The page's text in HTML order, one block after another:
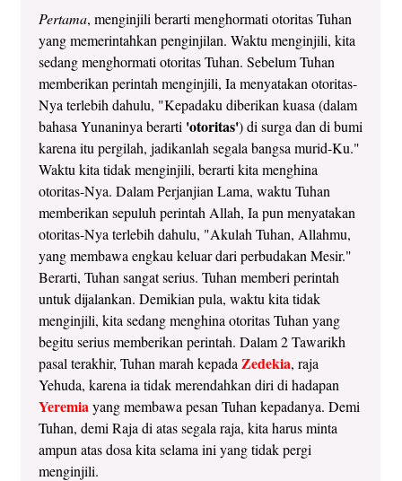
Pertama, menginjili berarti menghormati otoritas Tuhan
yang memerintahkan penginjilan. Waktu menginjili, kita
sedang menghormati otoritas Tuhan. Sebelum Tuhan
memberikan perintah menginjili, Ia menyatakan otoritas-
Nya terlebih dahulu, "Kepadaku diberikan kuasa (dalam
bahasa Yunaninya berarti 'otoritas') di surga dan di bumi
karena itu pergilah, jadikanlah segala bangsa murid-Ku."
Waktu kita tidak menginjili, berarti kita menghina
otoritas-Nya. Dalam Perjanjian Lama, waktu Tuhan
memberikan sepuluh perintah Allah, Ia pun menyatakan
otoritas-Nya terlebih dahulu, "Akulah Tuhan, Allahmu,
yang membawa engkau keluar dari perbudakan Mesir."
Berarti, Tuhan sangat serius. Tuhan memberi perintah
untuk dijalankan. Demikian pula, waktu kita tidak
menginjili, kita sedang menghina otoritas Tuhan yang
begitu serius memberikan perintah. Dalam 2 Tawarikh
pasal terakhir, Tuhan marah kepada Zedekia, raja
Yehuda, karena ia tidak merendahkan diri di hadapan
Yeremiayang membawa pesan Tuhan kepadanya. Demi
Tuhan, demi Raja di atas segala raja, kita harus minta
ampun atas dosa kita selama ini yang tidak pergi
menginjili.